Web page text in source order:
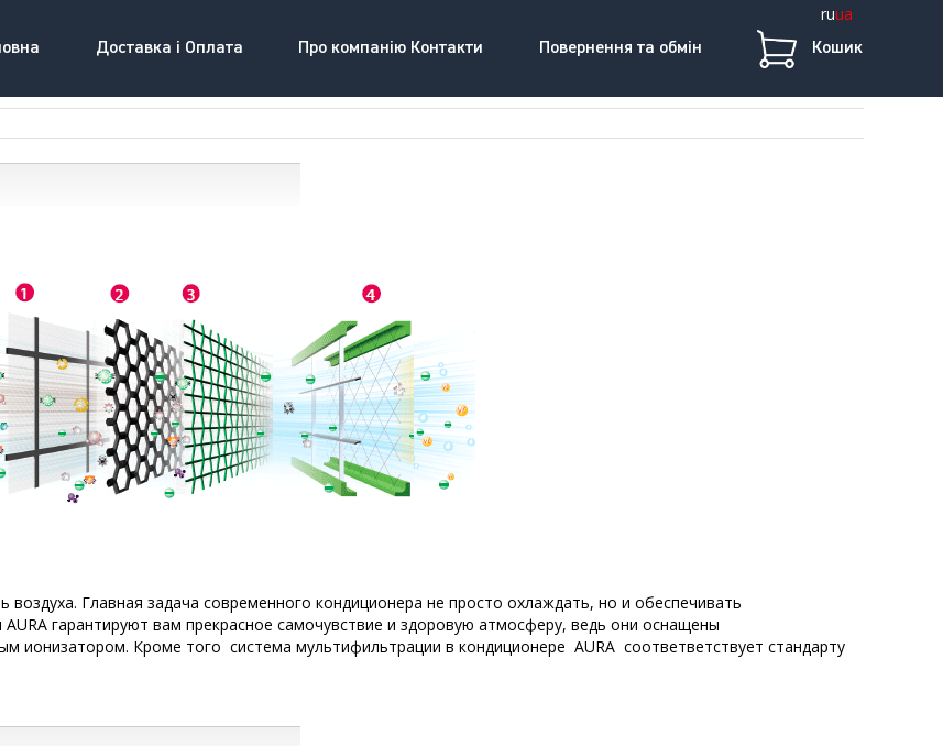
ruua
Доставка і Оплата Про компанію Контакти Повернення та обмін Кошик
Главная задача современного кондиционера не просто охлаждать, но и обеспечивать
гарантируют вам прекрасное самочувствие и здоровую атмосферу, ведь они оснащены
ионизатором. Кроме того система мультифильтрации в кондиционере AURA соответвeтствует стандарту